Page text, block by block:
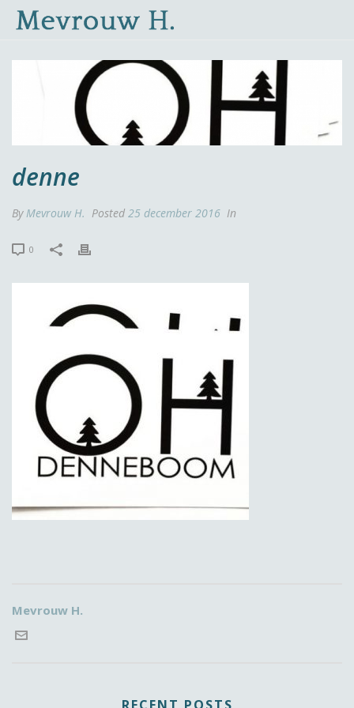
denne
ByMevrouw H. Posted 25 december 2016 In
0
Mevrouw H.